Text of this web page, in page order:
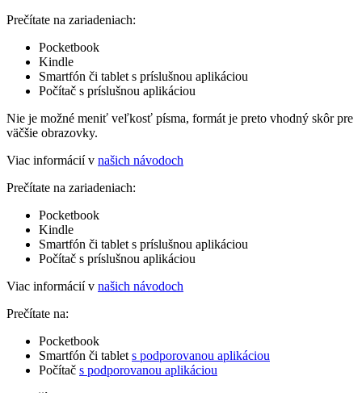
Prečítate na zariadeniach:
Pocketbook
Kindle
Smartfón či tablet s príslušnou aplikáciou
Počítač s príslušnou aplikáciou
Nie je možné meniť veľkosť písma, formát je preto vhodný skôr pre
väčšie obrazovky.
Viac informácií v našich návodoch
Prečítate na zariadeniach:
Pocketbook
Kindle
Smartfón či tablet s príslušnou aplikáciou
Počítač s príslušnou aplikáciou
Viac informácií v našich návodoch
Prečítate na:
Pocketbook
Smartfón či tablet s podporovanou aplikáciou
Počítač s podporovanou aplikáciou